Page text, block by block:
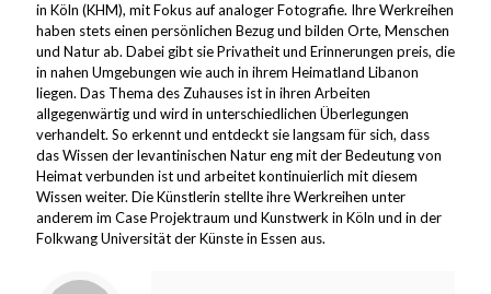
in Köln (KHM), mit Fokus auf analoger Fotografie. Ihre Werkreihen
haben stets einen persönlichen Bezug und bilden Orte, Menschen
und Natur ab. Dabei gibt sie Privatheit und Erinnerungen preis, die
in nahen Umgebungen wie auch in ihrem Heimatland Libanon
liegen. Das Thema des Zuhauses ist in ihren Arbeiten
allgegenwärtig und wird in unterschiedlichen Überlegungen
verhandelt. So erkennt und entdeckt sie langsam für sich, dass
das Wissen der levantinischen Natur eng mit der Bedeutung von
Heimat verbunden ist und arbeitet kontinuierlich mit diesem
Wissen weiter. Die Künstlerin stellte ihre Werkreihen unter
anderem im Case Projektraum und Kunstwerk in Köln und in der
Folkwang Universität der Künste in Essen aus.